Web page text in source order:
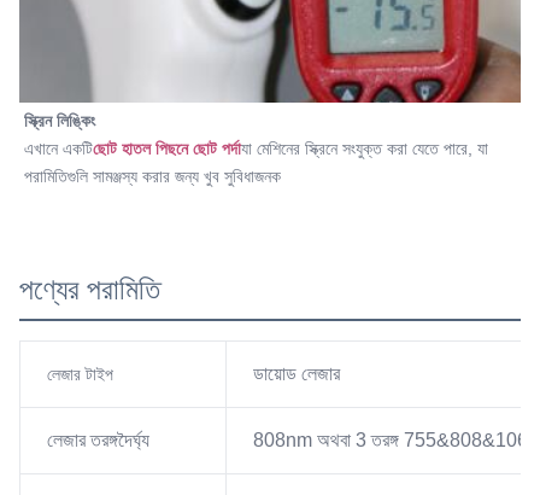
স্ক্রিন লিঙ্কিং
এখানে একটিছোট হাতল পিছনে ছোট পর্দাযা মেশিনের স্ক্রিনে সংযুক্ত করা যেতে পারে, যা
পরামিতিগুলি সামঞ্জস্য করার জন্য খুব সুবিধাজনক
পণ্যের পরামিতি
লেজার টাইপ ডায়োড লেজার
লেজার তরঙ্গদৈর্ঘ্য 808nm অথবা 3 তরঙ্গ